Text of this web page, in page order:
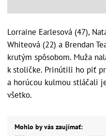
Lorraine Earlesová (47),
Whiteová (22) a Brendan
krutým spôsobom. Muža
k stoličke. Prinútili ho piť
a horúcou kulmou stláčali
všetko.
Mohlo by vás zaujímať: